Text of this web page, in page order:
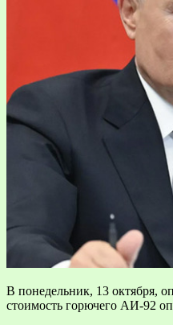
В понедельник, 13 октября,
стоимость горючего АИ-92